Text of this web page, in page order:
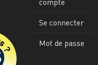
Se connecter
Mot de passe